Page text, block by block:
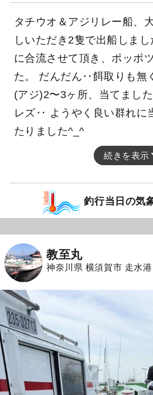
タチウオ＆アジリレー船、
しいただき2隻で出船しま
に合流させて頂き、ポッポ
た。 だんだん‥餌取りも無
(アジ)2〜3ヶ所、当てまし
レズ‥ ようやく良い群れに
たりました^_^
続きを表示
釣行当日の気
教至丸
神奈川県 横須賀市 走水港